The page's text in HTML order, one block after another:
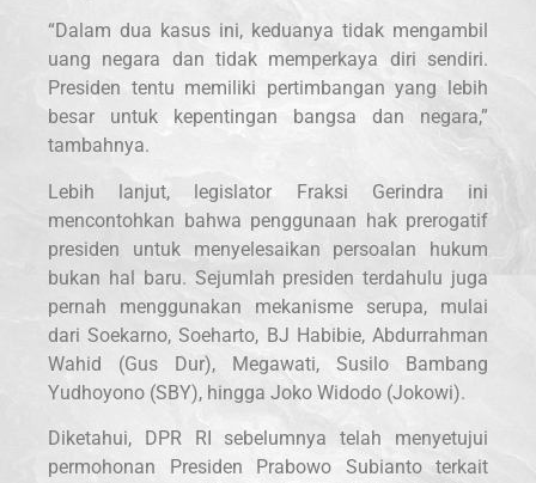
“Dalam dua kasus ini, keduanya tidak mengambil
uang negara dan tidak memperkaya diri sendiri.
Presiden tentu memiliki pertimbangan yang lebih
besar untuk kepentingan bangsa dan negara,”
tambahnya.
Lebih lanjut, legislator Fraksi Gerindra ini
mencontohkan bahwa penggunaan hak prerogatif
presiden untuk menyelesaikan persoalan hukum
bukan hal baru. Sejumlah presiden terdahulu juga
pernah menggunakan mekanisme serupa, mulai
dari Soekarno, Soeharto, BJ Habibie, Abdurrahman
Wahid (Gus Dur), Megawati, Susilo Bambang
Yudhoyono (SBY), hingga Joko Widodo (Jokowi).
Diketahui, DPR RI sebelumnya telah menyetujui
permohonan Presiden Prabowo Subianto terkait